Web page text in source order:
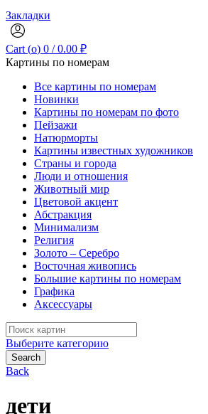
Закладки
Cart (o) 0 / 0.00 ₽
Картины по номерам
Все картины по номерам
Новинки
Картины по номерам по фото
Пейзажи
Натюрморты
Картины известных художников
Страны и города
Люди и отношения
Животный мир
Цветовой акцент
Абстракция
Минимализм
Религия
Золото – Серебро
Восточная живопись
Большие картины по номерам
Графика
Аксессуары
Search
for:
Выберите категорию
Search
Back
дети